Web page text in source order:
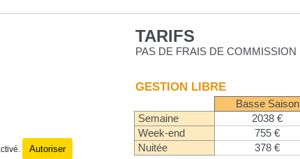
Autoriser
TARIFS
PAS DE FRAIS DE COMMISSION
GESTION LIBRE
Basse Saison
Semaine
2038 €
Week-end
755 €
Nuitée
378 €